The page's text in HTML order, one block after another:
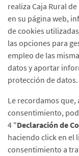
realiza Caja Rural
en su página web,
de cookies
las opciones para
empleo de las
datos y aportar
protección de datos.
Le recordamos
consentimiento,
4 "Declaración de
haciendo click en el
consentimiento a